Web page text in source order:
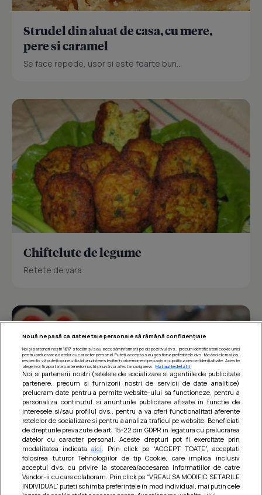
Strudel din aluat de casa, cu mere,
pere si caramel
Se face repede, usor si este foarte bun...
Chiftelute de legume
Retete de vara.
Barcute din vinete cu arpagic rosu
Un deliciu usor de preparat!
Nouă ne pasă ca datele tale personale să rămână confidențiale
Noi și partenerii noștri 1017 stocăm și/sau accesăm informații pe dispozitivul dvs., precum identificatorii cookie unici
pentru prelucrarea datelor cu caracter personal. Puteți accepta sau gestiona preferințele dvs. făcând clic mai jos,
respectiv vă puteți opune utilizării unui interes legitim în orice moment pe pagina cu politica de confidențialitate. Aceste
alegeri vor fi raportate partenerilor noștri și nu vă vor afecta navigarea.
Mai multe detalii
Noi si partenerii nostri (retelele de socializare si agentiile de publicitate
partenere, precum si furnizorii nostri de servicii de date analitice)
prelucram date pentru a permite website-ului sa functioneze, pentru a
personaliza continutul si anunturile publicitare afisate in functie de
interesele si/sau profilul dvs., pentru a va oferi functionalitati aferente
retelelor de socializare si pentru a analiza traficul pe website. Beneficiati
de drepturile prevazute de art. 15-22 din GDPR in legatura cu prelucrarea
datelor cu caracter personal. Aceste drepturi pot fi exercitate prin
modalitatea indicataaici . Prin click pe “ACCEPT TOATE”, acceptati
folosirea tuturor Tehnologiilor de tip Cookie, care implica inclusiv
acceptul dvs. cu privire la stocarea/accesarea informatiilor de catre
Vendor-ii cu care colaboram. Prin click pe “VREAU SA MODIFIC SETARILE
INDIVIDUAL” puteti schimba preferintele in mod individual, mai putin cele